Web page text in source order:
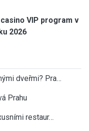
VIP program v
2026
dveřmi? Pra…
Prahu
restaur…